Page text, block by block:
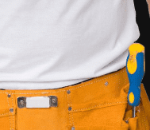
Devre
bir şekilde
sıkma yapmaz.